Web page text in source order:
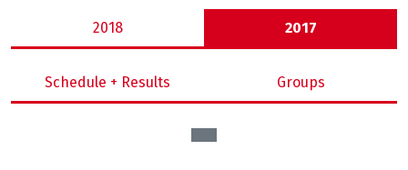
2018 2017
Schedule + Results Groups